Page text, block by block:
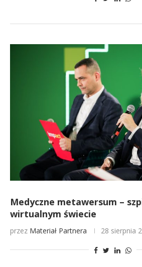
Medyczne metawersum –
wirtualnym świecie
przez Materiał Partnera 28 sierpnia